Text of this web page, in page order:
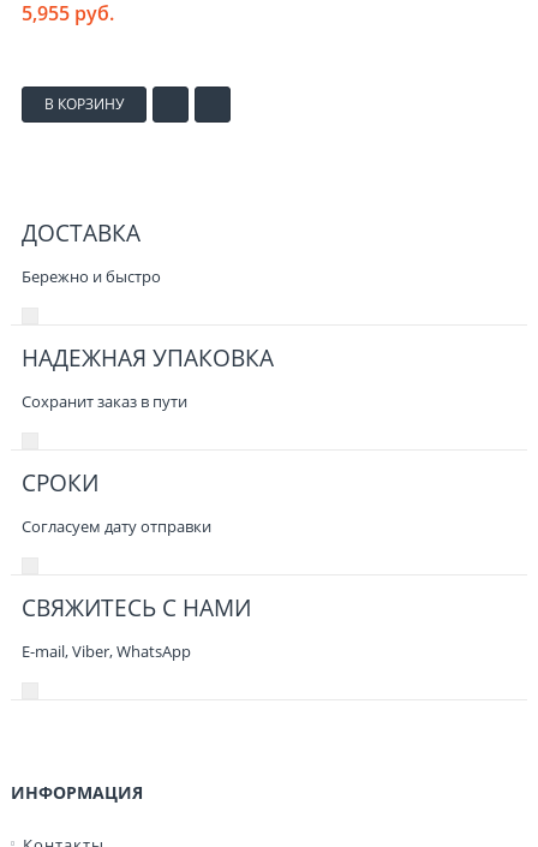
5,955 руб.
В КОРЗИНУ
ДОСТАВКА
Бережно и быстро
НАДЕЖНАЯ УПАКОВКА
Сохранит заказ в пути
СРОКИ
Согласуем дату отправки
СВЯЖИТЕСЬ С НАМИ
E-mail, Viber,WhatsApp
ИНФОРМАЦИЯ